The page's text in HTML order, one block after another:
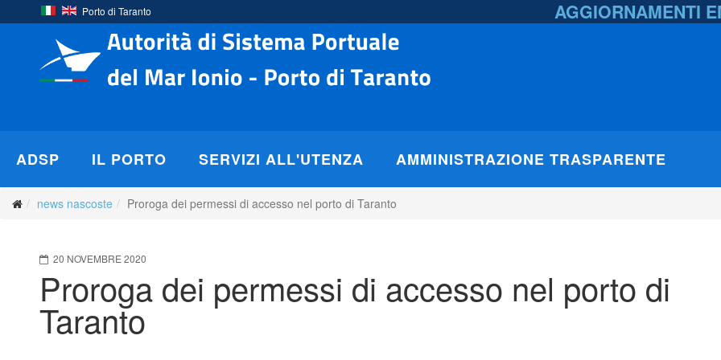
Porto di Taranto AGGIORNAMENTI
ADSP IL PORTO SERVIZI ALL'UTENZA AMMINISTRAZIONE TRASPARENTE
news nascoste Proroga dei permessi di accesso nel porto di Taranto
20 NOVEMBRE 2020
Proroga dei permessi di accesso nel porto di
Taranto